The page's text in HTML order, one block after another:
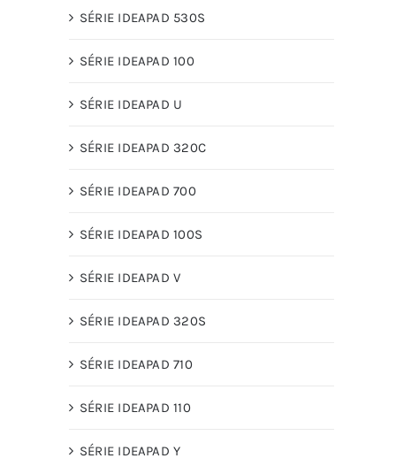
SÉRIE IDEAPAD 530S
SÉRIE IDEAPAD 100
SÉRIE IDEAPAD U
SÉRIE IDEAPAD 320C
SÉRIE IDEAPAD 700
SÉRIE IDEAPAD 100S
SÉRIE IDEAPAD V
SÉRIE IDEAPAD 320S
SÉRIE IDEAPAD 710
SÉRIE IDEAPAD 110
SÉRIE IDEAPAD Y